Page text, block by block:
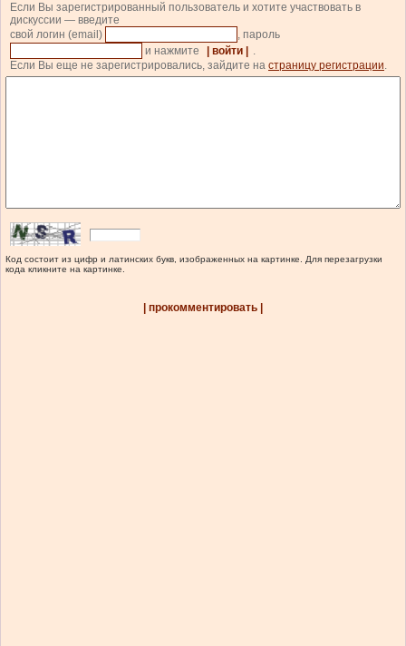
Если Вы зарегистрированный пользователь и хотите участвовать в
дискуссии — введите
свой логин (email)
, пароль
и нажмите
| войти |
.
Если Вы еще не зарегистрировались, зайдите на страницу регистрации.
Код состоит из цифр и латинских букв, изображенных на картинке. Для перезагрузки
кода кликните на картинке.
| прокомментировать |